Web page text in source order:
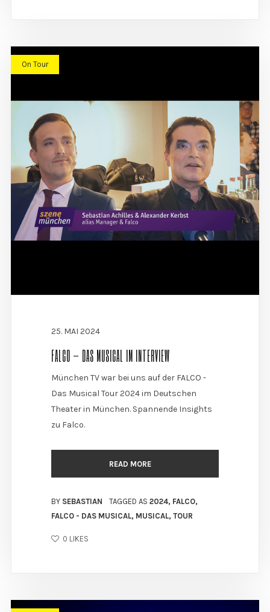
On Tour
25. MAI 2024
FALCO – DAS MUSICAL IM INTERVIEW
München TV war bei uns auf der FALCO -
Das Musical Tour 2024 im Deutschen
Theater in München. Spannende Insights
zu Falco.
READ MORE
BY SEBASTIAN TAGGED AS 2024, FALCO,
FALCO - DAS MUSICAL, MUSICAL, TOUR
0 LIKES